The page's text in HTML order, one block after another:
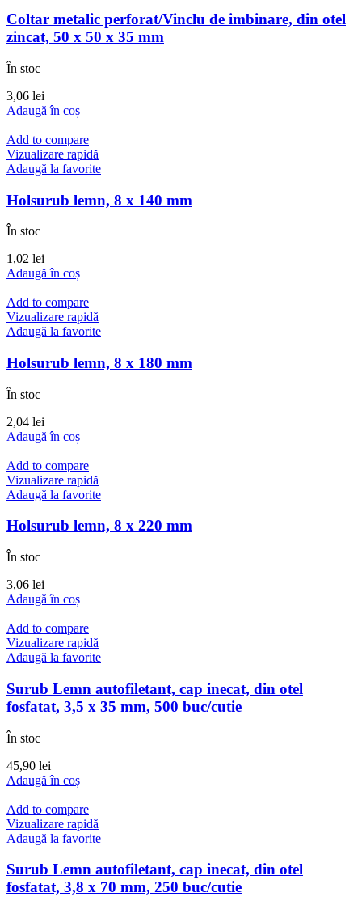
Coltar metalic perforat/Vinclu de imbinare, din otel
zincat, 50 x 50 x 35 mm
În stoc
3,06 lei
Adaugă în coș
Add to compare
Vizualizare rapidă
Adaugă la favorite
Holsurub lemn, 8 x 140 mm
În stoc
1,02 lei
Adaugă în coș
Add to compare
Vizualizare rapidă
Adaugă la favorite
Holsurub lemn, 8 x 180 mm
În stoc
2,04 lei
Adaugă în coș
Add to compare
Vizualizare rapidă
Adaugă la favorite
Holsurub lemn, 8 x 220 mm
În stoc
3,06 lei
Adaugă în coș
Add to compare
Vizualizare rapidă
Adaugă la favorite
Surub Lemn autofiletant, cap inecat, din otel
fosfatat, 3,5 x 35 mm, 500 buc/cutie
În stoc
45,90 lei
Adaugă în coș
Add to compare
Vizualizare rapidă
Adaugă la favorite
Surub Lemn autofiletant, cap inecat, din otel
fosfatat, 3,8 x 70 mm, 250 buc/cutie